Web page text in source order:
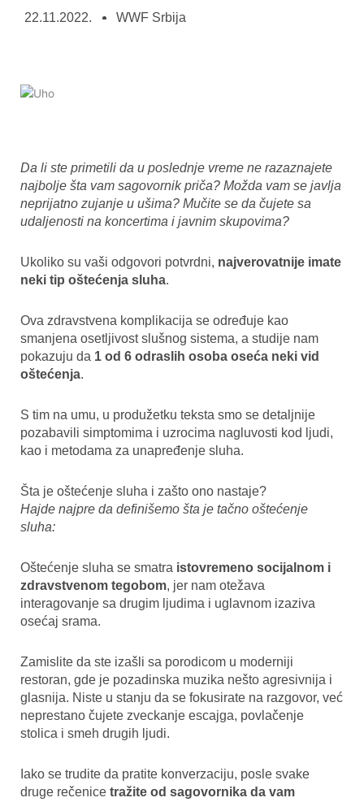
22.11.2022. WWF Srbija
Da li ste primetili da u poslednje vreme ne razaznajete
najbolje šta vam sagovornik priča? Možda vam se javlja
neprijatno zujanje u ušima? Mučite se da čujete sa
udaljenosti na koncertima i javnim skupovima?
Ukoliko su vaši odgovori potvrdni, najverovatnije imate
neki tip oštećenja sluha.
Ova zdravstvena komplikacija se određuje kao
smanjena osetljivost slušnog sistema, a studije nam
pokazuju da 1 od 6 odraslih osoba oseća neki vid
oštećenja.
S tim na umu, u produžetku teksta smo se detaljnije
pozabavili simptomima i uzrocima nagluvosti kod ljudi,
kao i metodama za unapređenje sluha.
Šta je oštećenje sluha i zašto ono nastaje?
Hajde najpre da definišemo šta je tačno oštećenje
sluha:
Oštećenje sluha se smatra istovremeno socijalnom i
zdravstvenom tegobom, jer nam otežava
interagovanje sa drugim ljudima i uglavnom izaziva
osećaj srama.
Zamislite da ste izašli sa porodicom u moderniji
restoran, gde je pozadinska muzika nešto agresivnija i
glasnija. Niste u stanju da se fokusirate na razgovor, već
neprestano čujete zveckanje escajga, povlačenje
stolica i smeh drugih ljudi.
Iako se trudite da pratite konverzaciju, posle svake
druge rečenice tražite od sagovornika da vam